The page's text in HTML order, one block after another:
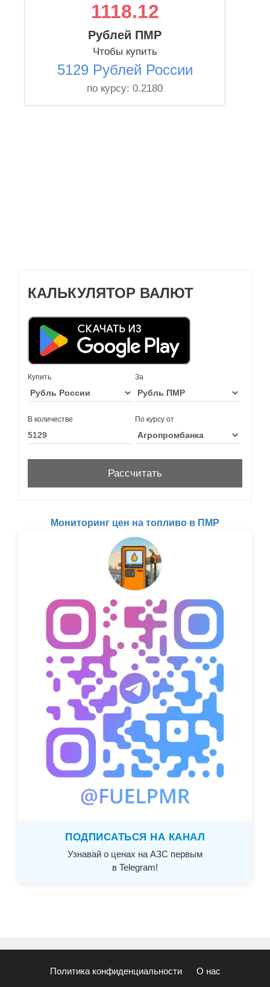
1118.12
Рублей ПМР
Чтобы купить
5129 Рублей России
по курсу: 0.2180
КАЛЬКУЛЯТОР ВАЛЮТ
Купить За
В количестве По курсу от
Мониторинг цен на топливо в ПМР
ПОДПИСАТЬСЯ НА КАНАЛ
Узнавай о ценах на АЗС первым
в Telegram!
Политика конфиденциальности О нас